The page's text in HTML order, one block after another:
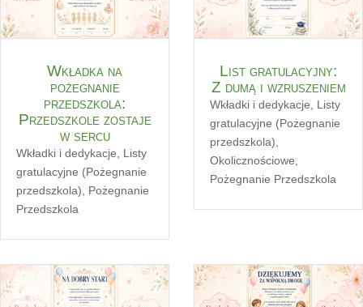
Wkładka na
pożegnanie
przedszkola:
Przedszkole zostaje
w sercu
Wkładki i dedykacje
Listy
gratulacyjne (Pożegnanie
przedszkola)
Pożegnanie
Przedszkola
List gratulacyjny:
Z dumą i wzruszeniem
Wkładki i dedykacje
Listy
gratulacyjne (Pożegnanie
przedszkola)
Okolicznościowe
Pożegnanie Przedszkola